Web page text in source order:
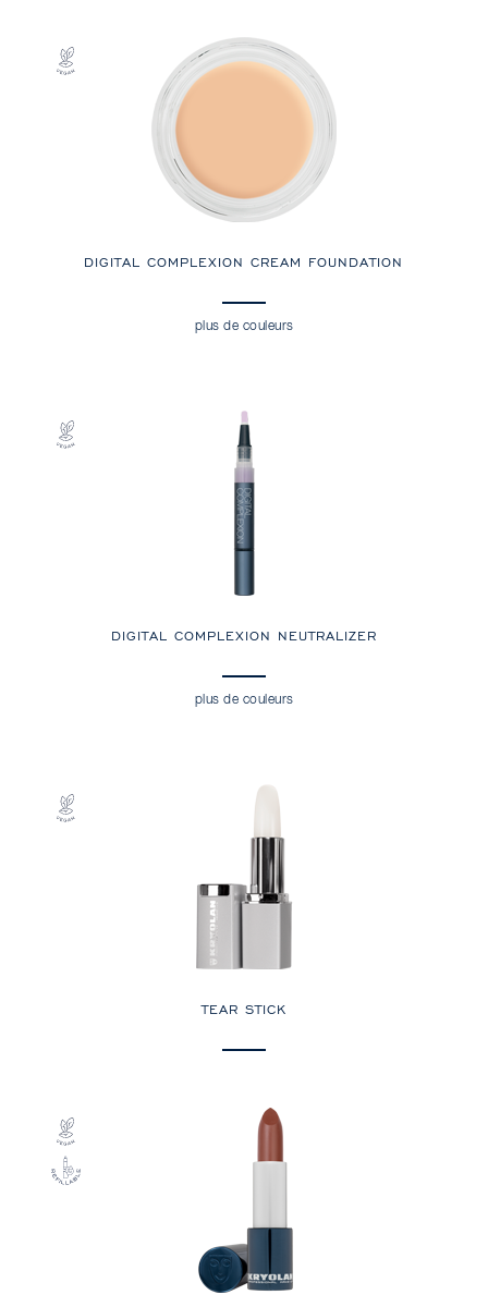
DIGITAL COMPLEXION CREAM FOUNDATION
plus de couleurs
DIGITAL COMPLEXION NEUTRALIZER
plus de couleurs
TEAR STICK